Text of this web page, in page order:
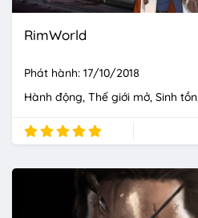
RimWorld
Phát hành: 17/10/2018
Hành động Thế giới mở Sinh tồn